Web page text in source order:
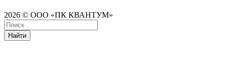
2026 © ООО «ПК КВАНТУМ»
Найти